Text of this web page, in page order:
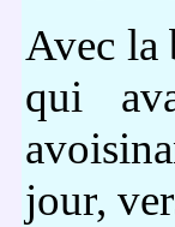
Avec la
qui
jour,